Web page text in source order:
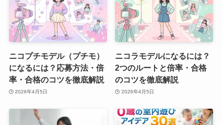
ニコプチモデル（プチモ）
になるには？応募方法・倍
率・合格のコツを徹底解説
2026年4月5日
ニコラモデルになるには？
2つのルートと倍率・合格
のコツを徹底解説
2026年4月5日